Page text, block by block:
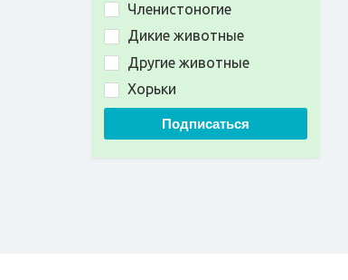
Членистоногие
Дикие животные
Другие животные
Хорьки
Подписаться